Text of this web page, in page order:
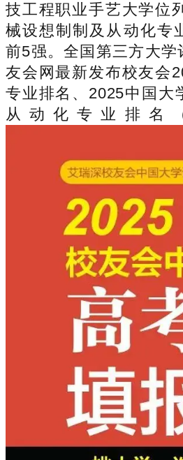
技工程职业手艺大学位
械设想制制及从动化专
前5强。全国第三方大学
友会网最新发布校友会
专业排名、2025中国大
从动化专业排名